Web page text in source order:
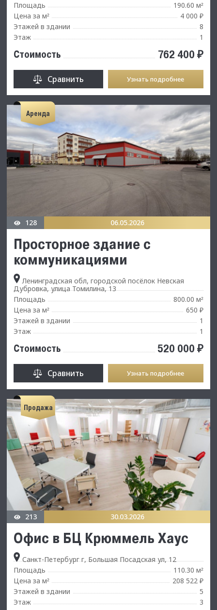
Площадь
190.60 м²
Цена за м²
4 000 ₽
Этажей в здании
8
Этаж
1
Стоимость 762 400 ₽
Сравнить Узнать подробнее
Аренда
128 06.05.2026
Просторное здание с
коммуникациями
Ленинградская обл, городской посёлок Невская
Дубровка, улица Томилина, 13
Площадь
800.00 м²
Цена за м²
650 ₽
Этажей в здании
1
Этаж
1
Стоимость 520 000 ₽
Сравнить Узнать подробнее
Продажа
213 30.03.2026
Офис в БЦ Крюммель Хаус
Санкт-Петербург г, Большая Посадская ул, 12
Площадь
110.30 м²
Цена за м²
208 522 ₽
Этажей в здании
5
Этаж
3